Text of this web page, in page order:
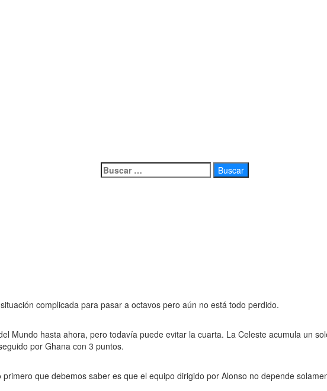
Buscar:
complicada para pasar a octavos pero aún no está todo perdido.
Mundo hasta ahora, pero todavía puede evitar la cuarta. La Celeste acumula un
por Ghana con 3 puntos.
que debemos saber es que el equipo dirigido por Alonso no depende